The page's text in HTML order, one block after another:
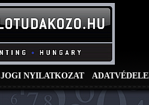
JOGI NYILATKOZAT